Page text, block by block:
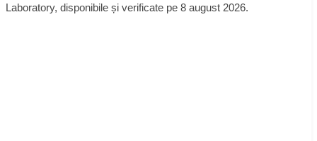
Laboratory, disponibile și verificate pe 8 august 2026.